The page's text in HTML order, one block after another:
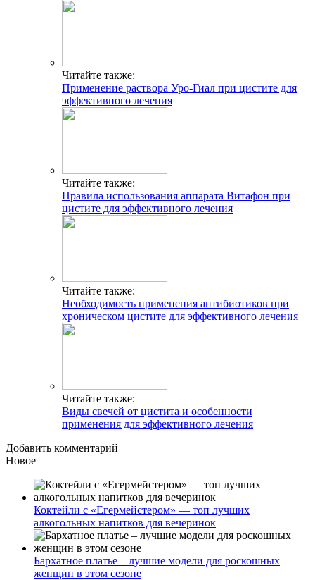
Читайте также:
Применение раствора Уро-Гиал при цистите для
эффективного лечения
Читайте также:
Правила использования аппарата Витафон при
цистите для эффективного лечения
Читайте также:
Необходимость применения антибиотиков при
хроническом цистите для эффективного лечения
Читайте также:
Виды свечей от цистита и особенности
применения для эффективного лечения
Добавить комментарий
Новое
Коктейли с «Егермейстером» — топ лучших
алкогольных напитков для вечеринок
Бархатное платье – лучшие модели для роскошных
женщин в этом сезоне